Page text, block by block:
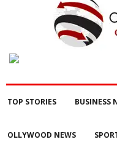
TOP STORIES BUSINESS
OLLYWOOD NEWS